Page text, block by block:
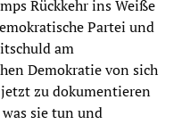
Rückkehr ins Weiße
Partei und
am
Demokratie von sich
zu dokumentieren
sie tun und